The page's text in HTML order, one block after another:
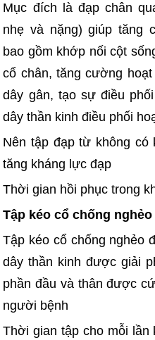
Mục đích là đạp chân
nhẹ và nặng) giúp tăng
bao gồm khớp nối cột
cổ chân, tăng cường
dây gân, tạo sự điều
dây thần kinh điều phối
Nên tập đạp từ không có
tăng kháng lực đạp
Thời gian hồi phục trong
Tập kéo cổ chống nghẻo
Tập kéo cổ chống nghẻo
dây thần kinh được giải
phần đầu và thân được
người bệnh
Thời gian tập cho mỗi lần